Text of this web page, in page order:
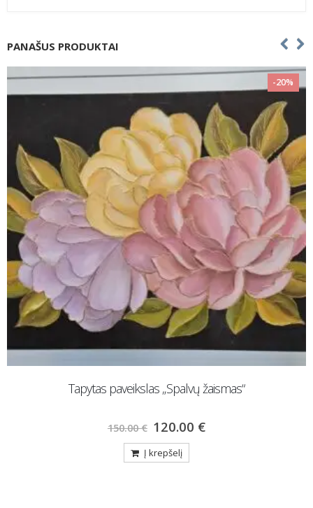
PANAŠUS PRODUKTAI
-20%
Tapytas paveikslas „Spalvų žaismas“
150.00€ 120.00 €
Į krepšelį